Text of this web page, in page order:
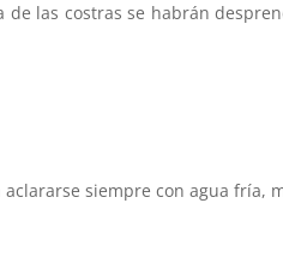
las costras se habrán
siempre con agua fría,